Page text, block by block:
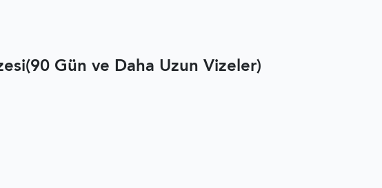
Gün ve Daha Uzun Vizeler)